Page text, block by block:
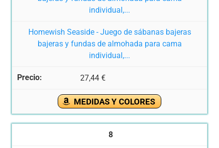
Homewish Seaside - Juego de sábanas bajeras
bajeras y fundas de almohada para cama
individual,...
27,44 €
MEDIDAS Y COLORES
8